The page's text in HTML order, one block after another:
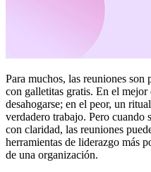
Para muchos, las reuniones son
con galletitas gratis. En el
desahogarse; en el peor, un
verdadero trabajo. Pero cuando
con claridad, las reuniones
herramientas de liderazgo más
de una organización.